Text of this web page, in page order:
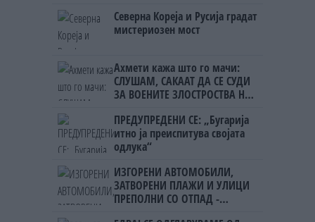
Северна Кореја и Русија градат
мистериозен мост
Ахмети кажа што го мачи:
СЛУШАМ, САКААТ ДА СЕ СУДИ
ЗА ВОЕНИТЕ ЗЛОСТРОСТВА НА
ПРЕДУПРЕДЕНИ СЕ: „Бугарија
итно ја преиспитува својата
одлука“
ИЗГОРЕНИ АВТОМОБИЛИ,
ЗАТВОРЕНИ ПЛАЖИ И УЛИЦИ
ПРЕПОЛНИ СО ОТПАД -